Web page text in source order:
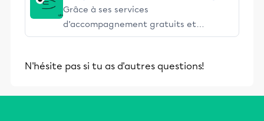
Grâce à ses services
d’accompagnement gratuits et
stimulants, Alloprof engage les élèves
éducative.
N'hésite pas si tu as d'autres questions!